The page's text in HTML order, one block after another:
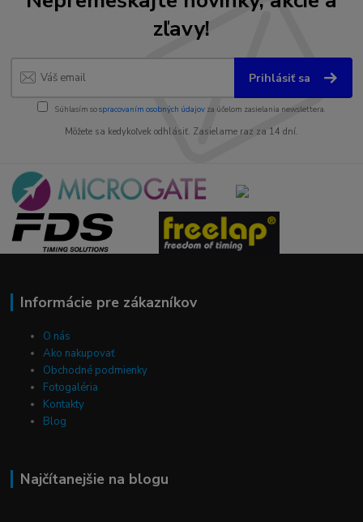
zľavy!
Prihlásiť sa
Súhlasím sospracovaním osobných údajov za účelom zasielania newslettera.
Môžete sa kedykoľvek odhlásiť. Zasielame raz za 14 dní.
Informácie pre zákazníkov
O nás
Ako nakupovať
Obchodné podmienky
Fotogaléria
Kontakty
Blog
Najčítanejšie na blogu